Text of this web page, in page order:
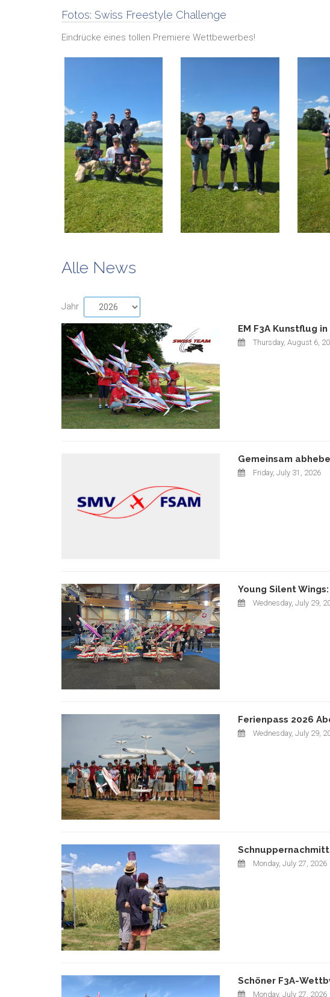
Fotos: Swiss Freestyle Challenge
Eindrücke eines tollen Premiere Wettbewerbes!
Alle News
Jahr
EM F3A Kunstflug
Thursday, August 6,
Gemeinsam
Friday, July 31, 2026
Young Silent
Wednesday, July 29,
Ferienpass 2026
Wednesday, July 29,
Monday, July 27, 2026
Schöner F3A-
Monday, July 27, 2026